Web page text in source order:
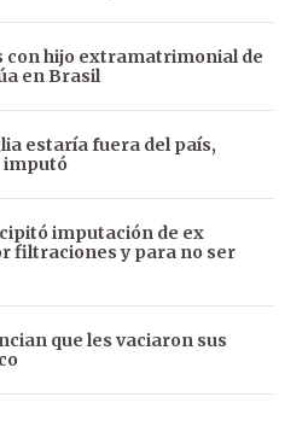
con hijo extramatrimonial de
en Brasil
estaría fuera del país,
imputó
imputación de ex
filtraciones y para no ser
que les vaciaron sus